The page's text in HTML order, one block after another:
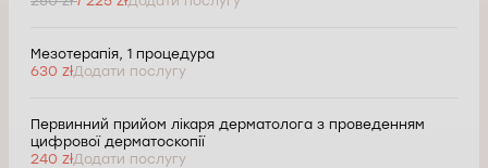
Мезотерапія, 1 процедура
630 złДодати послугу
Первинний прийом лікаря дерматолога з проведенням
цифрової дерматоскопії
240 złДодати послугу